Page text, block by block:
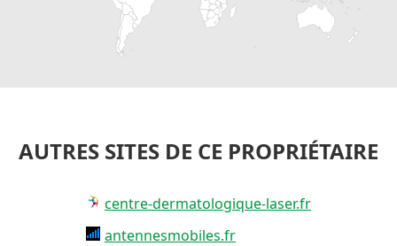
AUTRES SITES DE CE PROPRIÉTAIRE
centre-dermatologique-laser.fr
antennesmobiles.fr